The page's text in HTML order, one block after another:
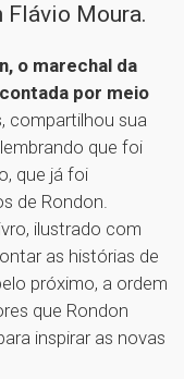
Moura.
o marechal da
por meio
compartilhou sua
que foi
que já foi
de Rondon.
ilustrado com
as histórias de
próximo, a ordem
que Rondon
inspirar as novas